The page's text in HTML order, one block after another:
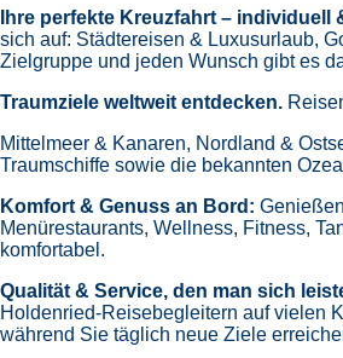
Ihre perfekte Kreuzfahrt – individuell
sich auf: Städtereisen & Luxusurlaub,
Zielgruppe und jeden Wunsch gibt es
Traumziele weltweit entdecken.
Mittelmeer & Kanaren, Nordland &
Traumschiffe sowie die bekannten
Komfort & Genuss an Bord:
Menürestaurants, Wellness, Fitness,
komfortabel.
Qualität & Service, den man sich
Holdenried-Reisebegleitern auf vielen
während Sie täglich neue Ziele